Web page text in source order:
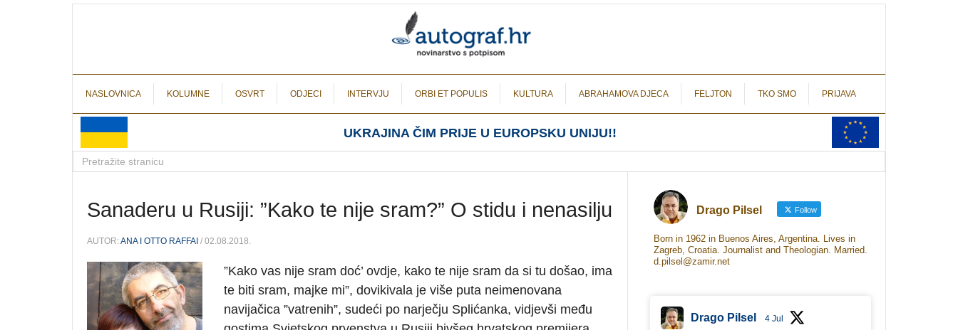
NASLOVNICA KOLUMNE OSVRT ODJECI INTERVJU ORBI ET POPULIS KULTURA ABRAHAMOVA DJECA FELJTON TKO SMO PRIJAVA
UKRAJINA ČIM PRIJE U EUROPSKU UNIJU!!
Sanaderu u Rusiji: ”Kako te nije sram?” O stidu i nenasilju
AUTOR:ANA I OTTO RAFFAI / 02.08.2018.
”Kako vas nije sram doć’ ovdje, kako te nije sram da si tu došao, ima
te biti sram, majke mi”, dovikivala je više puta neimenovana
navijačica ”vatrenih”, sudeći po narječju Splićanka, vidjevši među
Drago Pilsel Follow
Born in 1962 in Buenos Aires, Argentina. Lives in
Zagreb, Croatia. Journalist and Theologian. Married.
d.pilsel@zamir.net
Drago Pilsel 4 Jul